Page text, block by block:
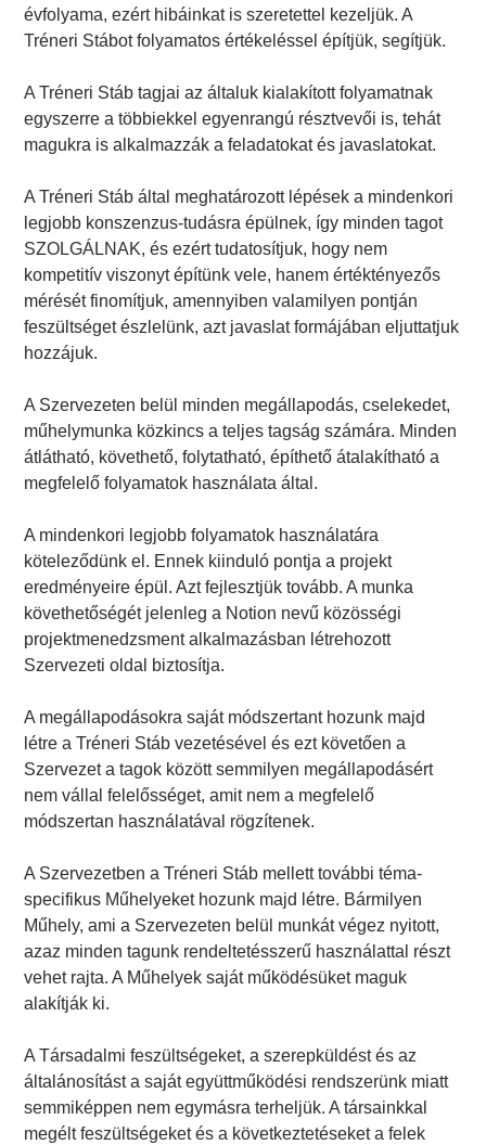
évfolyama, ezért hibáinkat is szeretettel kezeljük. A
Tréneri Stábot folyamatos értékeléssel építjük, segítjük.
A Tréneri Stáb tagjai az általuk kialakított folyamatnak
egyszerre a többiekkel egyenrangú résztvevői is, tehát
magukra is alkalmazzák a feladatokat és javaslatokat.
A Tréneri Stáb által meghatározott lépések a mindenkori
legjobb konszenzus-tudásra épülnek, így minden tagot
SZOLGÁLNAK, és ezért tudatosítjuk, hogy nem
kompetitív viszonyt építünk vele, hanem értéktényezős
mérését finomítjuk, amennyiben valamilyen pontján
feszültséget észlelünk, azt javaslat formájában eljuttatjuk
hozzájuk.
A Szervezeten belül minden megállapodás, cselekedet,
műhelymunka közkincs a teljes tagság számára. Minden
átlátható, követhető, folytatható, építhető átalakítható a
megfelelő folyamatok használata által.
A mindenkori legjobb folyamatok használatára
köteleződünk el. Ennek kiinduló pontja a projekt
eredményeire épül. Azt fejlesztjük tovább. A munka
követhetőségét jelenleg a Notion nevű közösségi
projektmenedzsment alkalmazásban létrehozott
Szervezeti oldal biztosítja.
A megállapodásokra saját módszertant hozunk majd
létre a Tréneri Stáb vezetésével és ezt követően a
Szervezet a tagok között semmilyen megállapodásért
nem vállal felelősséget, amit nem a megfelelő
módszertan használatával rögzítenek.
A Szervezetben a Tréneri Stáb mellett további téma-
specifikus Műhelyeket hozunk majd létre. Bármilyen
Műhely, ami a Szervezeten belül munkát végez nyitott,
azaz minden tagunk rendeltetésszerű használattal részt
vehet rajta. A Műhelyek saját működésüket maguk
alakítják ki.
A Társadalmi feszültségeket, a szerepküldést és az
általánosítást a saját együttműködési rendszerünk miatt
semmiképpen nem egymásra terheljük. A társainkkal
megélt feszültségeket és a következtetéseket a felek